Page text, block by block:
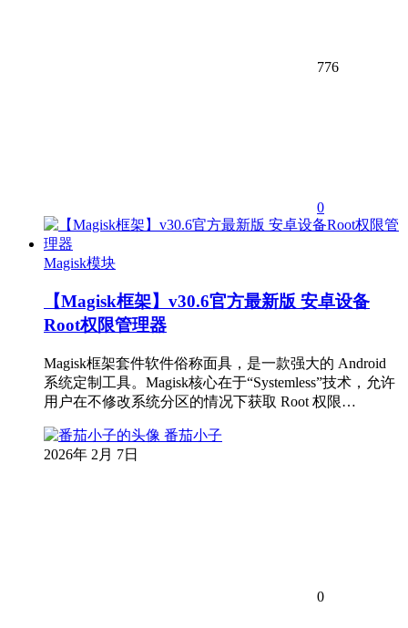
776
0
Magisk模块
【Magisk框架】v30.6官方最新版 安卓设备
Root权限管理器
Magisk框架套件软件俗称面具，是一款强大的 Android
系统定制工具。Magisk核心在于“Systemless”技术，允许
用户在不修改系统分区的情况下获取 Root 权限…
番茄小子
2026年 2月 7日
0